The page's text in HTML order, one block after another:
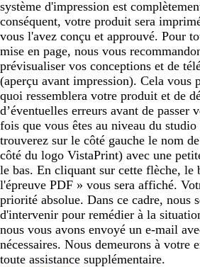
système d'impression est
conséquent, votre produit sera
vous l'avez conçu et approuvé. Pour
mise en page, nous vous
prévisualiser vos conceptions et de
(aperçu avant impression). Cela vous
quoi ressemblera votre produit et de
d’éventuelles erreurs avant de passer
fois que vous êtes au niveau du
trouverez sur le côté gauche le nom
côté du logo VistaPrint) avec une
le bas. En cliquant sur cette flèche, le
l'épreuve PDF » vous sera affiché.
priorité absolue. Dans ce cadre, nous
d'intervenir pour remédier à la
nous vous avons envoyé un e-mail
nécessaires. Nous demeurons à votre
toute assistance supplémentaire.